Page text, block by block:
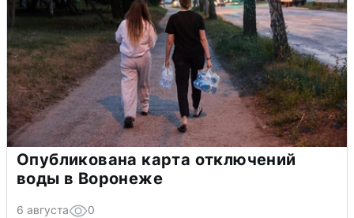
Опубликована карта отключений
воды в Воронеже
6 августа 0